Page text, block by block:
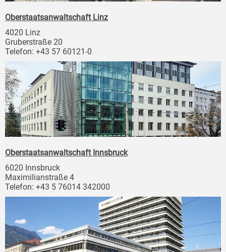
Oberstaatsanwaltschaft Linz
4020 Linz
Gruberstraße 20
Telefon: +43 57 60121-0
Oberstaatsanwaltschaft Innsbruck
6020 Innsbruck
Maximilianstraße 4
Telefon: +43 5 76014 342000